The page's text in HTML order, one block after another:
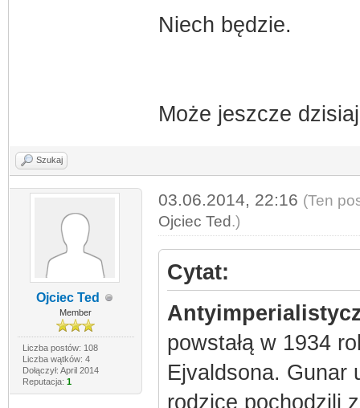
Niech będzie.
Może jeszcze
Szukaj
Ojciec Ted
Member
Liczba postów: 108
Liczba wątków: 4
Dołączył: April 2014
Reputacja: 1
03.06.2014, 22:16 (Ten
Ojciec Ted.)
Cytat:
powstałą w 1934
Ejvaldsona. Gunar
rodzice pochodzili